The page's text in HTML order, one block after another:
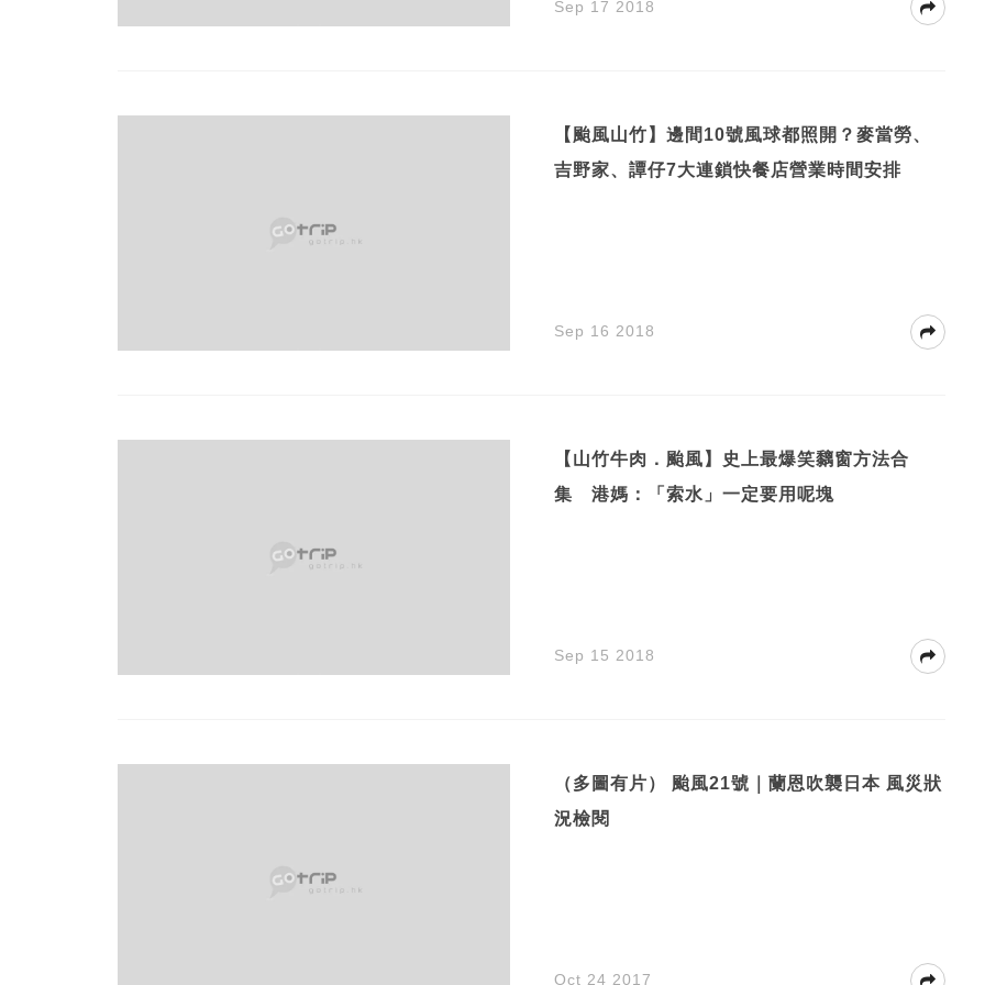
Sep 17 2018
【颱風山竹】邊間10號風球都照開？麥當勞、
吉野家、譚仔7大連鎖快餐店營業時間安排
Sep 16 2018
【山竹牛肉．颱風】史上最爆笑黐窗方法合
集 港媽：「索水」一定要用呢塊
Sep 15 2018
（多圖有片） 颱風21號｜蘭恩吹襲日本 風災狀
況檢閱
Oct 24 2017